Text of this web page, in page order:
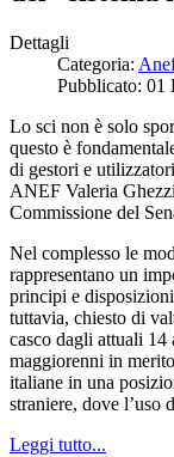
Dettagli
Categoria:
Pubblicato: 01
Lo sci non è solo
questo è
di gestori e
ANEF Valeria
Commissione del
Nel complesso le
rappresentano un
principi e
tuttavia, chiesto di
casco dagli attuali 14
maggiorenni in
italiane in una
straniere, dove l’uso
Leggi tutto...